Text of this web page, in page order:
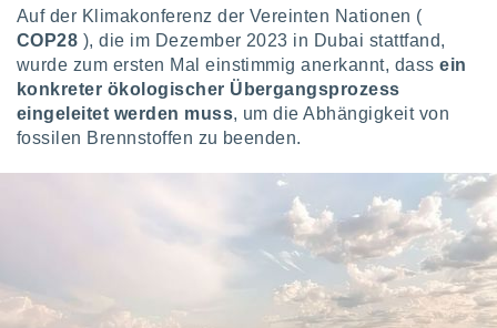
Auf der Klimakonferenz der Vereinten Nationen (
COP28 ), die im Dezember 2023 in Dubai stattfand,
wurde zum ersten Mal einstimmig anerkannt, dassein
konkreter ökologischer Übergangsprozess
eingeleitet werden muss, um die Abhängigkeit von
fossilen Brennstoffen zu beenden.